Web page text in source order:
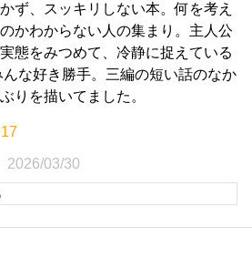
ず、スッキリしない本。何を考え
かわからない人の集まり。主人公
態をみつめて、冷静に捉えている
んな好き勝手。三編の短い話のなか
りを描いてました。
2026/03/30